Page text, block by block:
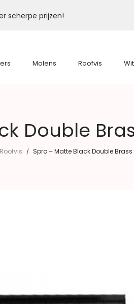
scherpe prijzen!
Molens Roofvis
Double
Roofvis / Spro – Matte Black Double